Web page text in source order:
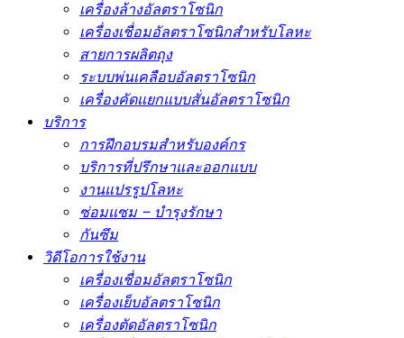
เครื่องล้างอัลตราโซนิก
เครื่องเชื่อมอัลตราโซนิกสำหรับโลหะ
สายการผลิตถุง
ระบบพ่นเคลือบอัลตราโซนิก
เครื่องคัดแยกแบบสั่นอัลตราโซนิก
บริการ
การฝึกอบรมสำหรับองค์กร
บริการที่ปรึกษาและออกแบบ
งานแปรรูปโลหะ
ซ่อมแซม – บำรุงรักษา
กันซึม
วิดีโอการใช้งาน
เครื่องเชื่อมอัลตราโซนิก
เครื่องเย็บอัลตราโซนิก
เครื่องตัดอัลตราโซนิก